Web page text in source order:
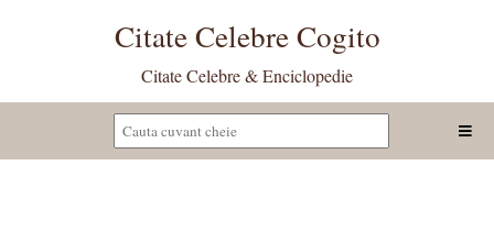
Citate Celebre Cogito
Citate Celebre & Enciclopedie